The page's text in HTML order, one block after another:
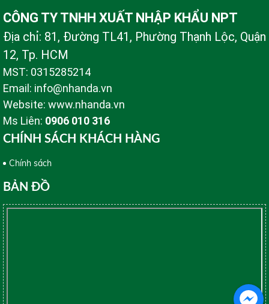
CÔNG TY TNHH XUẤT NHẬP KHẨU NPT
Địa chỉ: 81, Đường TL41, Phường Thạnh Lộc, Quận
12, Tp. HCM
MST: 0315285214
Email: info@nhanda.vn
Website: www.nhanda.vn
Ms Liên: 0906 010 316
CHÍNH SÁCH KHÁCH HÀNG
Chính sách
BẢN ĐỒ